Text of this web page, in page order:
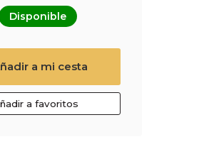
Disponible
a mi cesta
a favoritos